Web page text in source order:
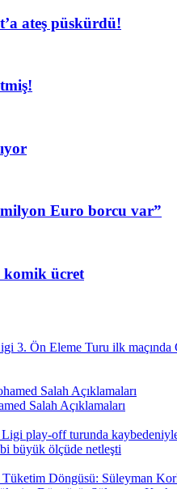
ateş püskürdü!
milyon Euro borcu var”
komik ücret
Salah Açıklamaları
büyük ölçüde netleşti